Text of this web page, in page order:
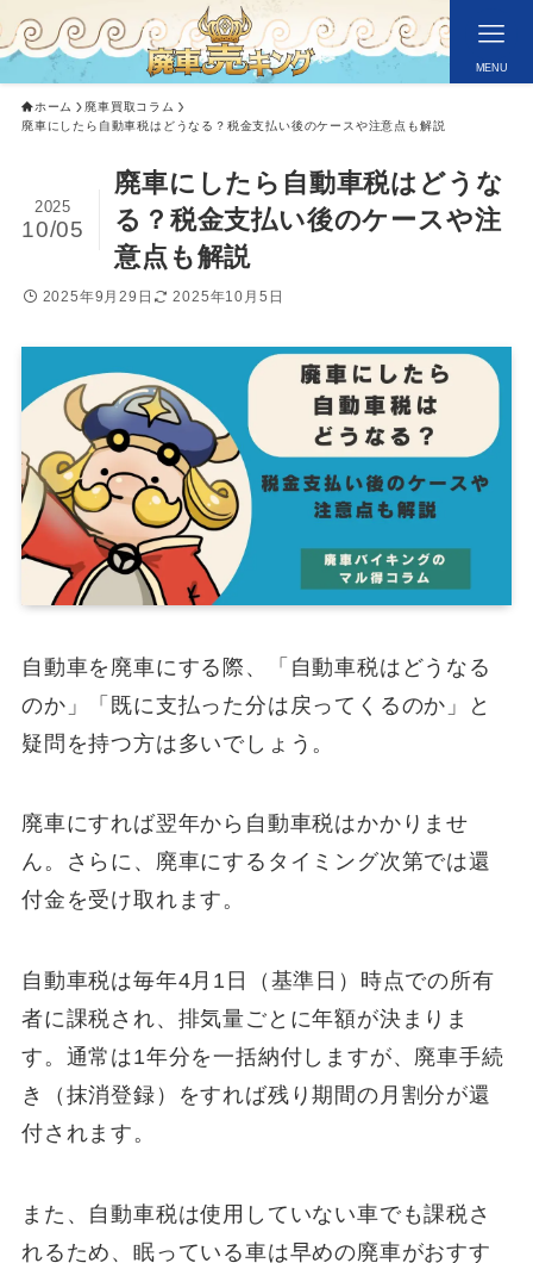
MENU
ホーム
廃車買取コラム
廃車にしたら自動車税はどうなる？税金支払い後のケースや注意点も解説
廃車にしたら自動車税はどうな
る？税金支払い後のケースや注
意点も解説
2025
10/05
2025年9月29日 2025年10月5日
自動車を廃車にする際、「自動車税はどうなる
のか」「既に支払った分は戻ってくるのか」と
疑問を持つ方は多いでしょう。
廃車にすれば翌年から自動車税はかかりませ
ん。さらに、廃車にするタイミング次第では還
付金を受け取れます。
自動車税は毎年4月1日（基準日）時点での所有
者に課税され、排気量ごとに年額が決まりま
す。通常は1年分を一括納付しますが、廃車手続
き（抹消登録）をすれば残り期間の月割分が還
付されます。
また、自動車税は使用していない車でも課税さ
れるため、眠っている車は早めの廃車がおすす